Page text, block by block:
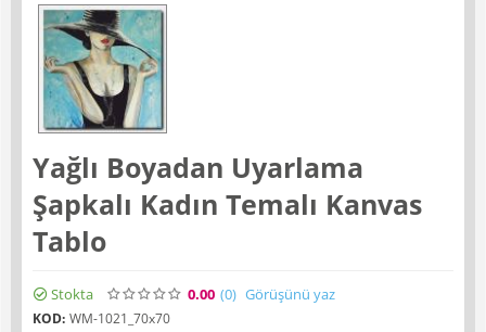
Yağlı Boyadan Uyarlama
Şapkalı Kadın Temalı Kanvas
Tablo
Stokta 0.00 (0) Görüşünü yaz
KOD: WM-1021_70x70